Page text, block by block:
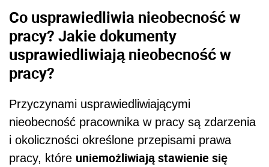
Co usprawiedliwia nieobecność w
pracy? Jakie dokumenty
usprawiedliwiają nieobecność w
pracy?
Przyczynami usprawiedliwiającymi
nieobecność pracownika w pracy są zdarzenia
i okoliczności określone przepisami prawa
pracy, które uniemożliwiają stawienie się